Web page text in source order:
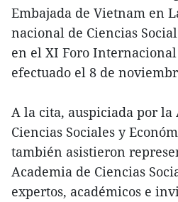
Embajada de Vietnam en
nacional de Ciencias
en el XI Foro
efectuado el 8 de
A la cita, auspiciada por la
Ciencias Sociales y
también asistieron
Academia de Ciencias
expertos, académicos e